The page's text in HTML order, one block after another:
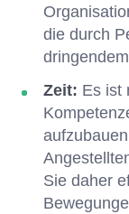
die durch
Zeit: Es ist
Sie daher